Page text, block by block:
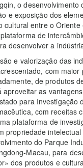
o desenvolvimento
e exposição dos
entre o Oriente
de
desenvolver a
e valorização das
com
de produtos
as
para Investigação
com receitas
plataforma de
propriedade
do Parque
Macau, para
dos produtos e